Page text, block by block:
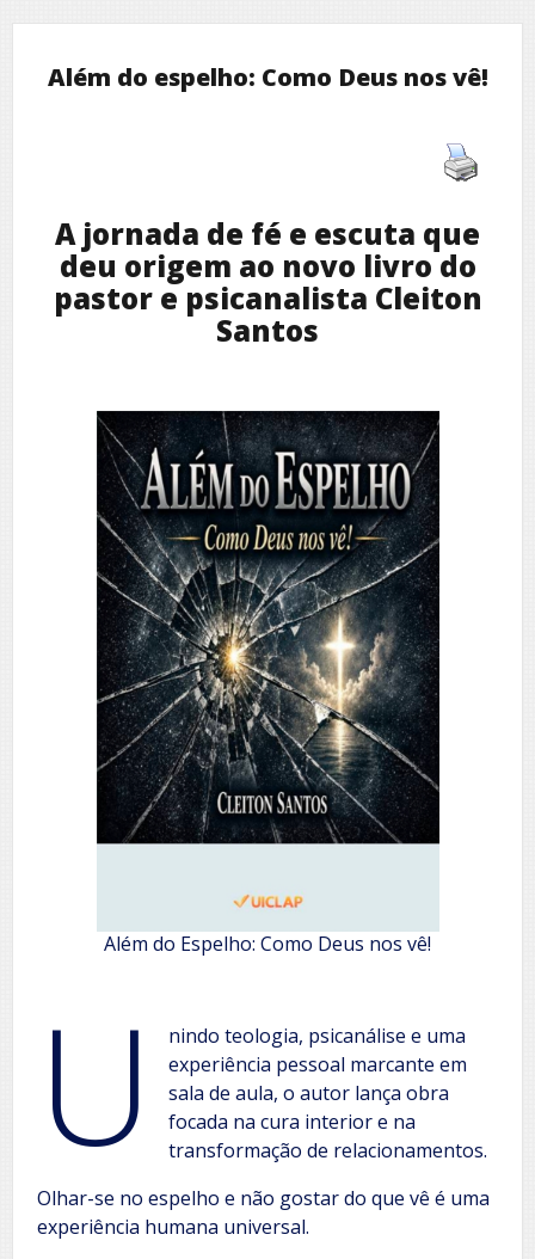
Além do espelho: Como Deus nos vê!
A jornada de fé e escuta que
deu origem ao novo livro do
pastor e psicanalista Cleiton
Santos
Além do Espelho: Como Deus nos vê!
U
nindo teologia, psicanálise e uma
experiência pessoal marcante em
sala de aula, o autor lança obra
focada na cura interior e na
transformação de relacionamentos.
Olhar-se no espelho e não gostar do que vê é uma
experiência humana universal.